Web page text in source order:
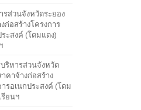
รส่วนจังหวัดระยอง
ก่อสร้างโครงการ
ะสงค์ (โดมแดง)
ริหารส่วนจังหวัด
าคาจ้างก่อสร้าง
รอเนกประสงค์ (โดม
รียนฯ